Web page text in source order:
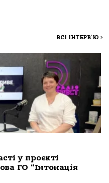
ВСІ ІНТЕРВ'Ю >
у проєкті
ГО “Інтонація